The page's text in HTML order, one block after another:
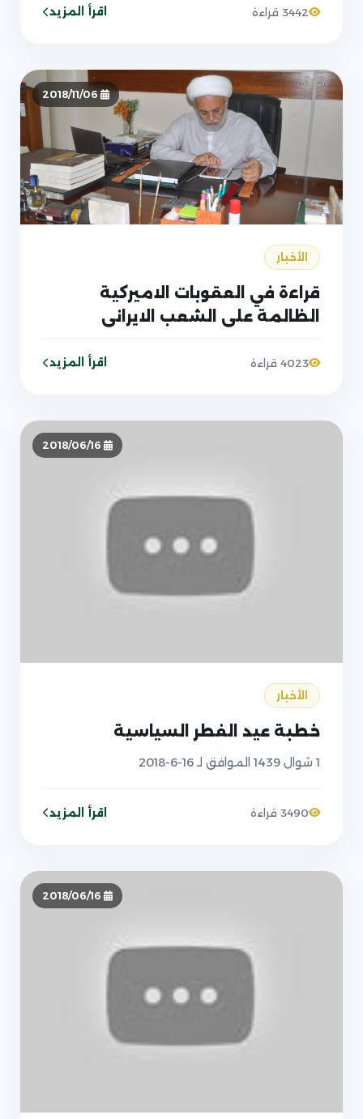
عليه
3442 قراءة اقرأ المزيد
الأخبار
قراءة في العقوبات الاميركية
الظالمة على الشعب الايراني
4023 قراءة اقرأ المزيد
الأخبار
خطبة عيد الفطر السياسية
1 شوال 1439 الموافق لـ 16-6-2018
3490 قراءة اقرأ المزيد